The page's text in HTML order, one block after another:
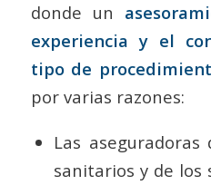
donde un
experiencia y el
tipo de
por varias razones:
Las
sanitarios y de los